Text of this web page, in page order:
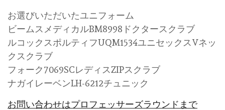
お選びいただいたユニフォーム
ビームスメディカルBM8998ドクタースクラブ
ルコックスポルティフUQM1534ユニセックスVネッ
クスクラブ
フォーク7069SCレディスZIPスクラブ
ナガイレーベンLH-6212チュニック
お問い合わせはプロフェッサーズラウンドまで